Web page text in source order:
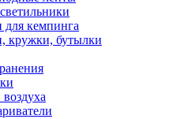
кемпинга
кружки, бутылки